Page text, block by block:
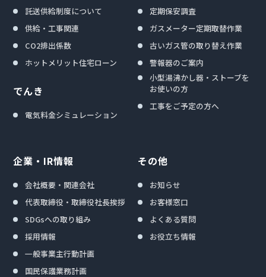
託送供給制度について
供給・工事関連
CO2排出係数
ホットメリット住宅ローン
でんき
電気料金シミュレーション
定期保安調査
ガスメーター定期取替作業
古いガス管の取り替え作業
警報器のご案内
小型湯沸かし器・ストーブを
お使いの方
工事をご予定の方へ
企業・IR情報
会社概要・関連会社
代表取締役・取締役社長挨拶
SDGsへの取り組み
採用情報
一般事業主行動計画
国民保護業務計画
その他
お知らせ
お客様窓口
よくある質問
お役立ち情報